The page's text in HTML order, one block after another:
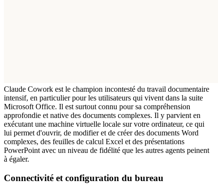
Claude Cowork est le champion incontesté du travail documentaire
intensif, en particulier pour les utilisateurs qui vivent dans la suite
Microsoft Office. Il est surtout connu pour sa compréhension
approfondie et native des documents complexes. Il y parvient en
exécutant une machine virtuelle locale sur votre ordinateur, ce qui
lui permet d'ouvrir, de modifier et de créer des documents Word
complexes, des feuilles de calcul Excel et des présentations
PowerPoint avec un niveau de fidélité que les autres agents peinent
à égaler.
Connectivité et configuration du bureau